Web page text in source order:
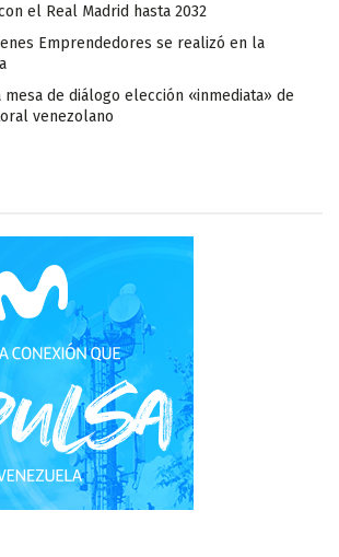
el Real Madrid hasta 2032
Emprendedores se realizó en la
mesa de diálogo elección «inmediata» de
venezolano